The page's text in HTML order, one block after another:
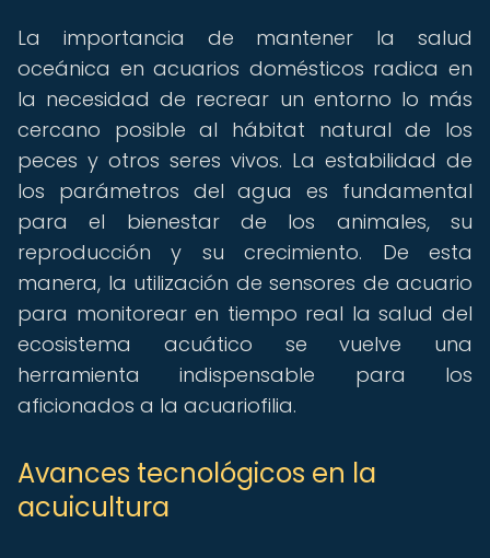
La importancia de mantener la salud
oceánica en acuarios domésticos radica en
la necesidad de recrear un entorno lo más
cercano posible al hábitat natural de los
peces y otros seres vivos. La estabilidad de
los parámetros del agua es fundamental
para el bienestar de los animales, su
reproducción y su crecimiento. De esta
manera, la utilización de sensores de acuario
para monitorear en tiempo real la salud del
ecosistema acuático se vuelve una
herramienta indispensable para los
aficionados a la acuariofilia.
Avances tecnológicos en la
acuicultura